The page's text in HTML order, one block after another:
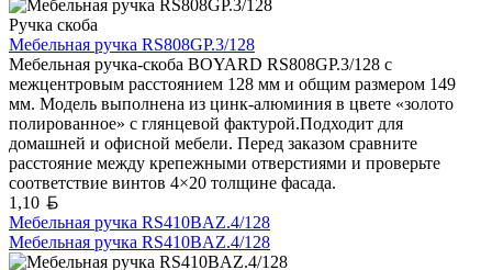
Ручка скоба
Мебельная ручка RS808GP.3/128
Мебельная ручка-скоба BOYARD RS808GP.3/128 с
межцентровым расстоянием 128 мм и общим размером 149
мм. Модель выполнена из цинк-алюминия в цвете «золото
полированное» с глянцевой фактурой.Подходит для
домашней и офисной мебели. Перед заказом сравните
расстояние между крепежными отверстиями и проверьте
соответствие винтов 4×20 толщине фасада.
1,10
Мебельная ручка RS410BAZ.4/128
Мебельная ручка RS410BAZ.4/128